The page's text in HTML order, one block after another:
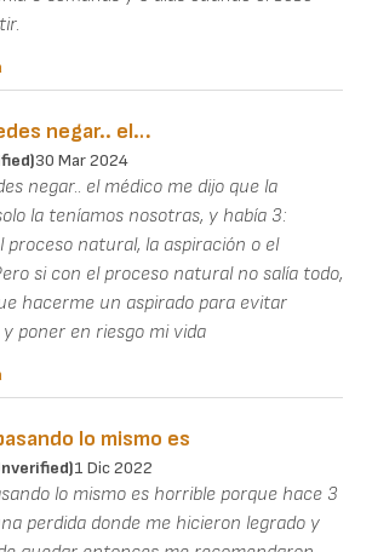
negar.. el…
30 Mar 2024
negar.. el médico me dijo que la
la teníamos nosotras, y había 3:
proceso natural, la aspiración o el
si con el proceso natural no salía todo,
hacerme un aspirado para evitar
poner en riesgo mi vida
lo mismo es
1 Dic 2022
lo mismo es horrible porque hace 3
perdida donde me hicieron legrado y